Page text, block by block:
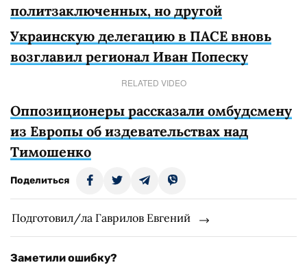
политзаключенных, но другой
Украинскую делегацию в ПАСЕ вновь
возглавил регионал Иван Попеску
RELATED VIDEO
Оппозиционеры рассказали омбудсмену
из Европы об издевательствах над
Тимошенко
Поделиться
Подготовил/ла Гаврилов Евгений
Заметили ошибку?